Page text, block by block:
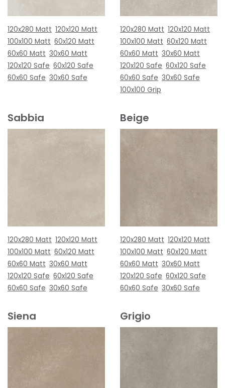
120x280 Matt 120x120 Matt
100x100 Matt 60x120 Matt
60x60 Matt 30x60 Matt
120x120 Safe 60x120 Safe
60x60 Safe 30x60 Safe
120x280 Matt 120x120 Matt
100x100 Matt 60x120 Matt
60x60 Matt 30x60 Matt
120x120 Safe 60x120 Safe
60x60 Safe 30x60 Safe
100x100 Grip
Sabbia
120x280 Matt 120x120 Matt
100x100 Matt 60x120 Matt
60x60 Matt 30x60 Matt
120x120 Safe 60x120 Safe
60x60 Safe 30x60 Safe
Beige
120x280 Matt 120x120 Matt
100x100 Matt 60x120 Matt
60x60 Matt 30x60 Matt
120x120 Safe 60x120 Safe
60x60 Safe 30x60 Safe
Siena Grigio